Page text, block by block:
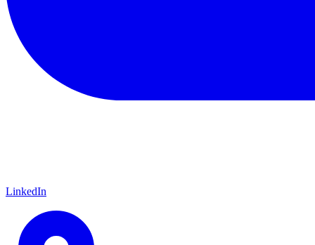
LinkedIn